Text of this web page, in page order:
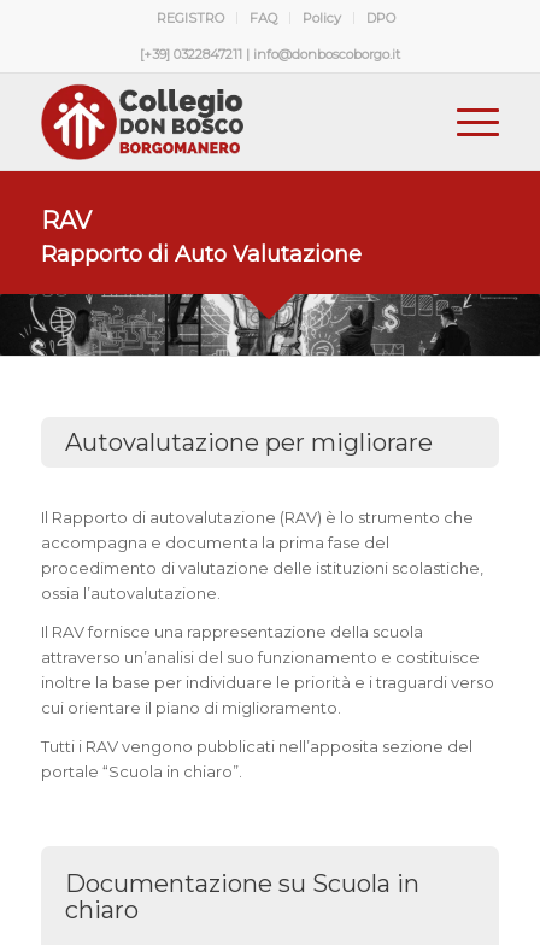
REGISTRO FAQ Policy DPO
[+39] 0322847211 | info@donboscoborgo.it
RAV
Rapporto di Auto Valutazione
Autovalutazione per migliorare
Il Rapporto di autovalutazione (RAV) è lo strumento che
accompagna e documenta la prima fase del
procedimento di valutazione delle istituzioni scolastiche,
ossia l’autovalutazione.
Il RAV fornisce una rappresentazione della scuola
attraverso un’analisi del suo funzionamento e costituisce
inoltre la base per individuare le priorità e i traguardi verso
cui orientare il piano di miglioramento.
Tutti i RAV vengono pubblicati nell’apposita sezione del
portale “Scuola in chiaro”.
Documentazione su Scuola in
chiaro